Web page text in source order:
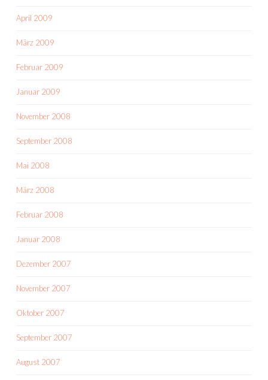
April 2009
März 2009
Februar 2009
Januar 2009
November 2008
September 2008
Mai 2008
März 2008
Februar 2008
Januar 2008
Dezember 2007
November 2007
Oktober 2007
September 2007
August 2007